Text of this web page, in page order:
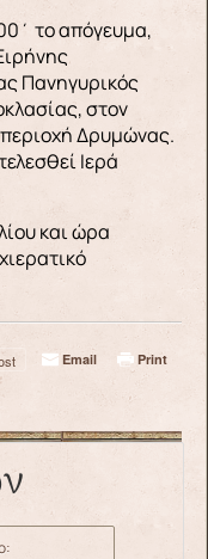
το απόγευμα,
Πανηγυρικός
στον
Δρυμώνας.
Ιερά
και ώρα
Email Print